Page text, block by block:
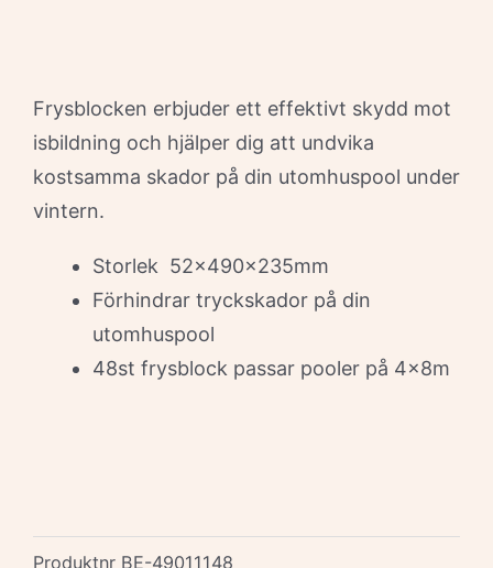
Frysblocken erbjuder ett effektivt skydd mot
isbildning och hjälper dig att undvika
kostsamma skador på din utomhuspool under
vintern.
Storlek 52x490x235mm
Förhindrar tryckskador på din
utomhuspool
48st frysblock passar pooler på 4x8m
Produktnr BE-49011148